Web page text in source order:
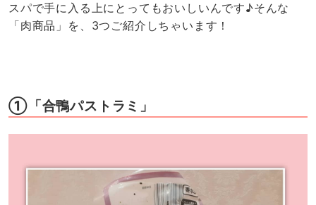
スパで手に入る上にとってもおいしいんです♪そんな
「肉商品」を、3つご紹介しちゃいます！
①「合鴨パストラミ」